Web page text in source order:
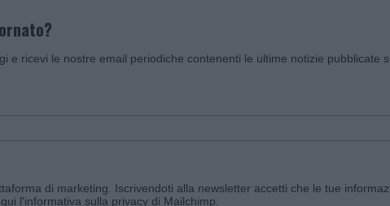
e ricevi le nostre email periodiche contenenti le ultime notizie pubblicate
di marketing. Iscrivendoti alla newsletter accetti che le tue
l'informativa sulla privacy di Mailchimp.